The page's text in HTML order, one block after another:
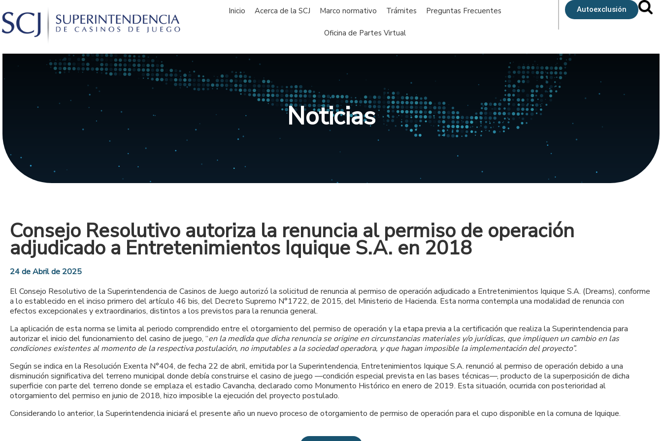
Inicio Acerca de la SCJ Marco normativo Trámites Preguntas Frecuentes
Oficina de Partes Virtual
Autoexclusión
Noticias
Consejo Resolutivo autoriza la renuncia al permiso de operación
adjudicado a Entretenimientos Iquique S.A. en 2018
24 de Abril de 2025
El Consejo Resolutivo de la Superintendencia de Casinos de Juego autorizó la solicitud de renuncia al permiso de operación adjudicado a Entretenimientos Iquique S.A. (Dreams), conforme
a lo establecido en el inciso primero del artículo 46 bis, del Decreto Supremo N°1722, de 2015, del Ministerio de Hacienda. Esta norma contempla una modalidad de renuncia con
efectos excepcionales y extraordinarios, distintos a los previstos para la renuncia general.
La aplicación de esta norma se limita al periodo comprendido entre el otorgamiento del permiso de operación y la etapa previa a la certificación que realiza la Superintendencia para
autorizar el inicio del funcionamiento del casino de juego, “en la medida que dicha renuncia se origine en circunstancias materiales y/o jurídicas, que impliquen un cambio en las
condiciones existentes al momento de la respectiva postulación, no imputables a la sociedad operadora, y que hagan imposible la implementación del proyecto”.
Según se indica en la Resolución Exenta N°404, de fecha 22 de abril, emitida por la Superintendencia, Entretenimientos Iquique S.A. renunció al permiso de operación debido a una
disminución significativa del terreno municipal donde debía construirse el casino de juego —condición especial prevista en las bases técnicas—, producto de la superposición de dicha
superficie con parte del terreno donde se emplaza el estadio Cavancha, declarado como Monumento Histórico en enero de 2019. Esta situación, ocurrida con posterioridad al
otorgamiento del permiso en junio de 2018, hizo imposible la ejecución del proyecto postulado.
Considerando lo anterior, la Superintendencia iniciará el presente año un nuevo proceso de otorgamiento de permiso de operación para el cupo disponible en la comuna de Iquique.